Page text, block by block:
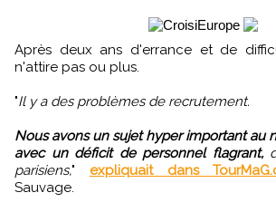
Après deux ans d'errance et de difficultés, le tourisme
n'attire pas ou plus.
"Il y a des problèmes de recrutement.
Nous avons un sujet hyper important au
avec un déficit de personnel flagrant,
parisiens," expliquait dans
Sauvage.